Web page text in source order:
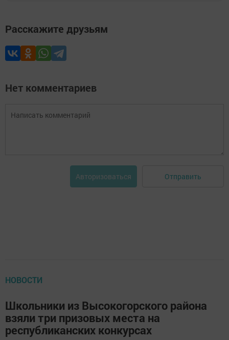
Расскажите друзьям
Нет комментариев
Авторизоваться Отправить
НОВОСТИ
Школьники из Высокогорского района
взяли три призовых места на
республиканских конкурсах